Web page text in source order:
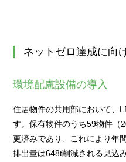
ネットゼロ達成に向
環境配慮設備の導入
住居物件の共用部において、
す。保有物件のうち59物件（
更済みであり、これにより年
排出量は648t削減される見込み